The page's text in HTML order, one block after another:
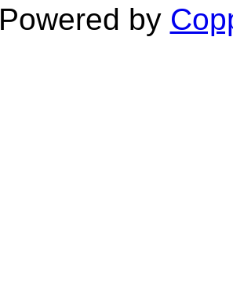
Powered by